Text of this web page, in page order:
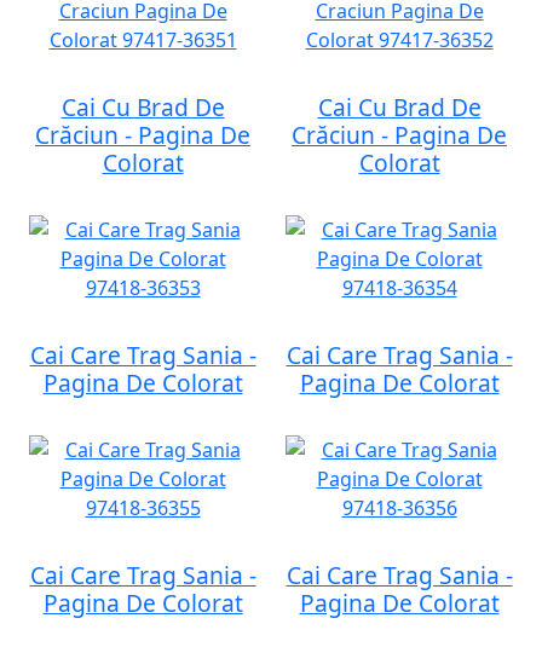
Cai Cu Brad De
Crăciun - Pagina De
Colorat
Cai Cu Brad De
Crăciun - Pagina De
Colorat
Cai Care Trag Sania -
Pagina De Colorat
Cai Care Trag Sania -
Pagina De Colorat
Cai Care Trag Sania -
Pagina De Colorat
Cai Care Trag Sania -
Pagina De Colorat